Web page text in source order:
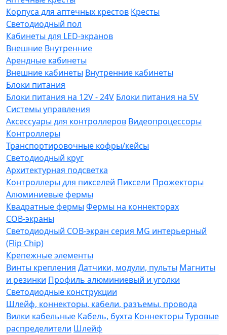
Корпуса для аптечных крестов Кресты
Светодиодный пол
Кабинеты для LED-экранов
Внешние Внутренние
Арендные кабинеты
Внешние кабинеты Внутренние кабинеты
Блоки питания
Блоки питания на 12V - 24V Блоки питания на 5V
Системы управления
Аксессуары для контроллеров Видеопроцессоры
Контроллеры
Транспортировочные кофры/кейсы
Светодиодный круг
Архитектурная подсветка
Контроллеры для пикселей Пиксели Прожекторы
Алюминиевые фермы
Квадратные фермы Фермы на коннекторах
COB-экраны
Светодиодный COB-экран серия MG интерьерный
(Flip Chip)
Крепежные элементы
Винты крепления Датчики, модули, пульты Магниты
и резинки Профиль алюминиевый и уголки
Светодиодные конструкции
Шлейф, коннекторы, кабели, разъемы, провода
Вилки кабельные Кабель, бухта Коннекторы Туровые
распределители Шлейф